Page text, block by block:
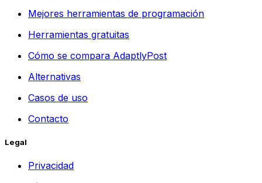
Mejores herramientas de programación
Herramientas gratuitas
Cómo se compara AdaptlyPost
Alternativas
Casos de uso
Contacto
Legal
Privacidad